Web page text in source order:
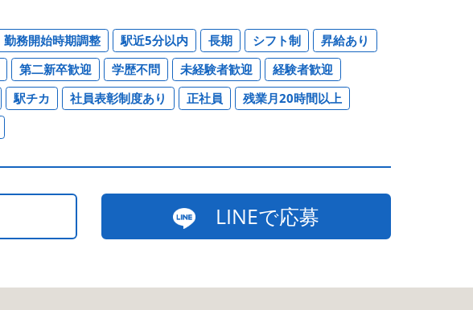
勤務開始時期調整 駅近5分以内 長期 シフト制
昇給あり
第二新卒歓迎 学歴不問 未経験者歓迎
経験者歓迎
駅チカ 社員表彰制度あり 正社員
残業月20時間以上
LINEで応募